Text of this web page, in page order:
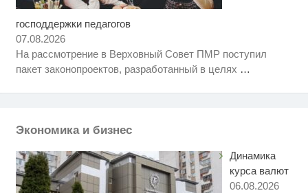
господдержки педагогов
07.08.2026
На рассмотрение в Верховный Совет ПМР поступил
пакет законопроектов, разработанный в целях …
Экономика и бизнес
Динамика
курса валют
06.08.2026
Скрытая камера на пляже
Этот танец невесты оставит вас
без слов! Пересмотрела 10 раз